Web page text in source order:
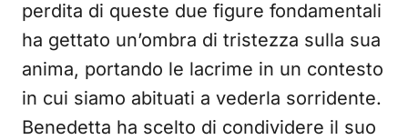
perdita di queste due figure fondamentali
ha gettato un’ombra di tristezza sulla sua
anima, portando le lacrime in un contesto
in cui siamo abituati a vederla sorridente.
Benedetta ha scelto di condividere il suo